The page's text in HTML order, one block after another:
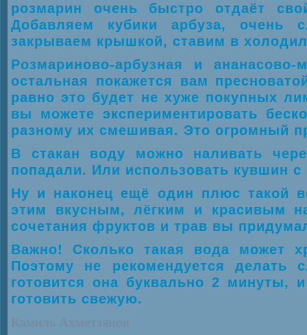
розмарин очень быстро отдаёт
Добавляем кубики арбуза, очень
закрываем крышкой, ставим в
Розмариново-арбузная и
остальная покажется вам
равно это будет не хуже покупных
вы можете экспериментировать
разному их смешивая. Это огромный
В стакан воду можно наливать
попадали. Или использовать кувшин
Ну и наконец ещё один плюс такой
этим вкусным, лёгким и красивым
сочетания фруктов и трав вы
Важно! Сколько такая вода может
Поэтому не рекомендуется
готовится она буквально 2 минуты,
готовить свежую.
Камиль Ахметзянов